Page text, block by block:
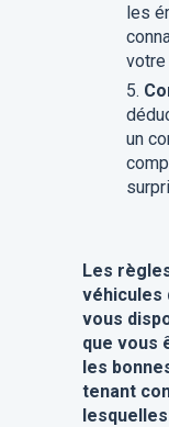
les
votre
un
Les
véhicules
vous
que vous
les
tenant